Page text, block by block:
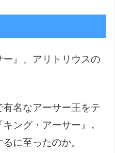
』、アリトリウスの
名なアーサー王をテ
ング・アーサー』。
に至ったのか。